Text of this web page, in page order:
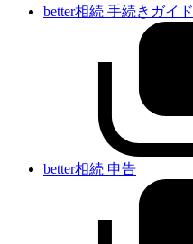
better相続 手続きガイド
better相続 申告